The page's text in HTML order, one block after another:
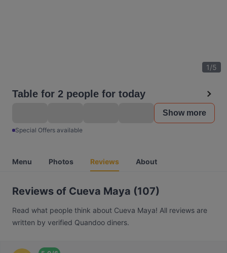
1/5
Table for 2 people for today
Show more
Special Offers available
Menu Photos Reviews About
Reviews of Cueva Maya (107)
Read what people think about Cueva Maya! All reviews are
written by verified Quandoo diners.